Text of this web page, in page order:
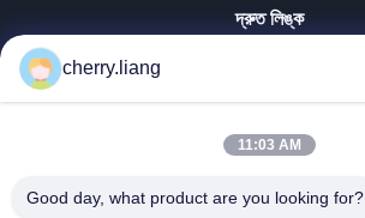
দ্রুত লিঙ্ক
আমাদের সম্পর্কে
cherry.liang
11:03 AM
Good day, what product are you looking for?